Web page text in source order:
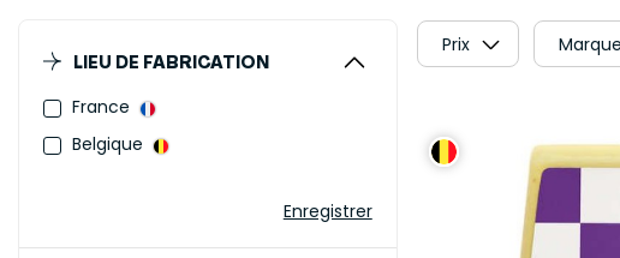
LIEU DE FABRICATION
France
Belgique
Enregistrer
Prix Marque